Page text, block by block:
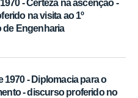
- Certeza na ascenção -
na visita ao 1º
de Engenharia
1970 - Diplomacia para o
- discurso proferido no